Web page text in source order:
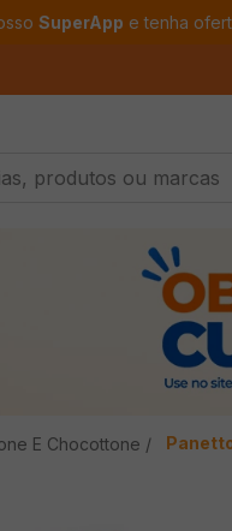
SuperApp e tenha
E Chocottone